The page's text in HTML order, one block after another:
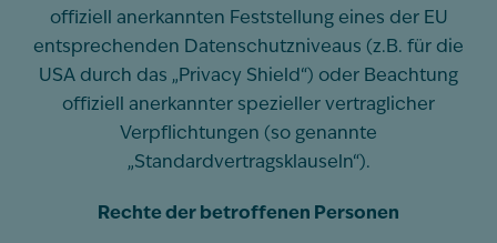
offiziell anerkannten Feststellung eines der EU
entsprechenden Datenschutzniveaus (z.B. für die
USA durch das „Privacy Shield“) oder Beachtung
offiziell anerkannter spezieller vertraglicher
Verpflichtungen (so genannte
„Standardvertragsklauseln“).
Rechte der betroffenen Personen